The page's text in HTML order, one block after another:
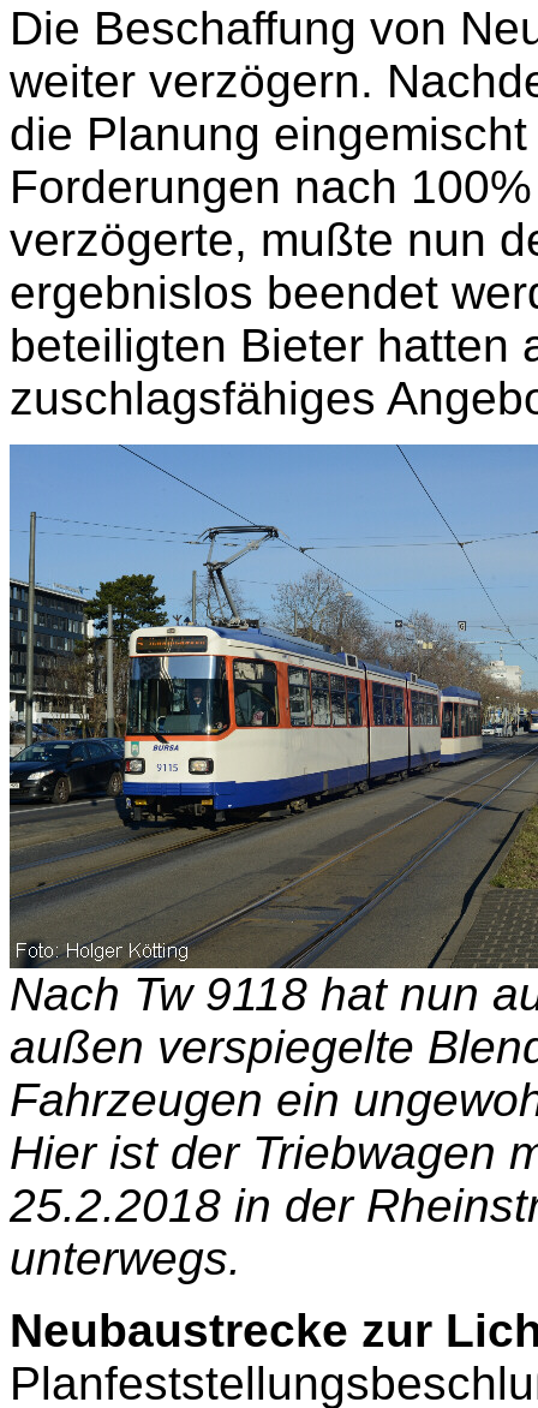
Die Beschaffung von
weiter verzögern.
die Planung
Forderungen nach
verzögerte, mußte nun
ergebnislos beendet
beteiligten Bieter hatten
zuschlagsfähiges
Nach Tw 9118 hat nun
außen verspiegelte
Fahrzeugen ein
Hier ist der Triebwagen
25.2.2018 in der
unterwegs.
Neubaustrecke zur